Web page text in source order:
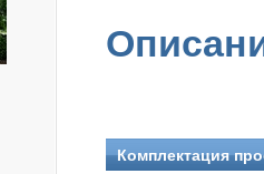
Комплектация